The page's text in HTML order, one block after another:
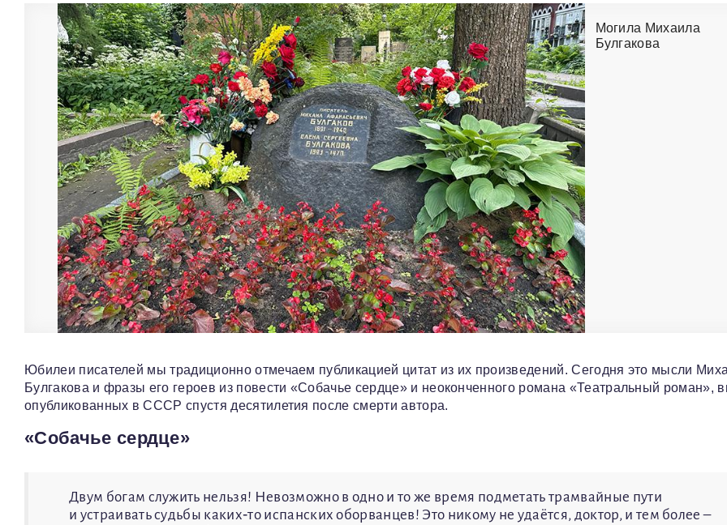
Могила Михаила
Булгакова
Юбилеи писателей мы традиционно отмечаем публикацией цитат из их произведений. Сегодня это мысли
Булгакова и фразы его героев из повести «Собачье сердце» и неоконченного романа «Театральный роман»,
опубликованных в СССР спустя десятилетия после смерти автора.
«Собачье сердце»
Двум богам служить нельзя! Невозможно в одно и то же время подметать трамвайные пути
и устраивать судьбы каких‑то испанских оборванцев! Это никому не удаётся, доктор, и тем более –